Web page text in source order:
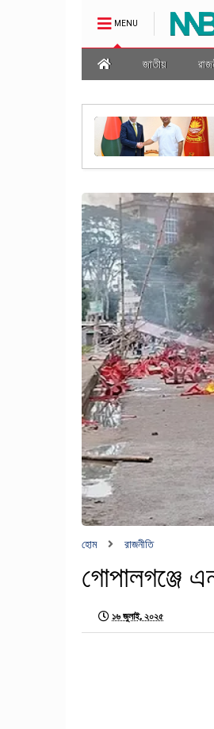
MENU
জাতীয়
হোম রাজনীতি
গোপালগঞ্জে
১৬ জুলাই, ২০২৫